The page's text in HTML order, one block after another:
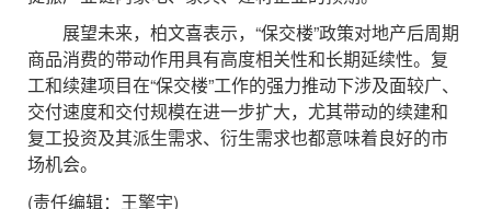
展望未来，柏文喜表示，“保交楼”政策对地产后周期
商品消费的带动作用具有高度相关性和长期延续性。复
工和续建项目在“保交楼”工作的强力推动下涉及面较广、
交付速度和交付规模在进一步扩大，尤其带动的续建和
复工投资及其派生需求、衍生需求也都意味着良好的市
场机会。
(责任编辑：王擎宇)